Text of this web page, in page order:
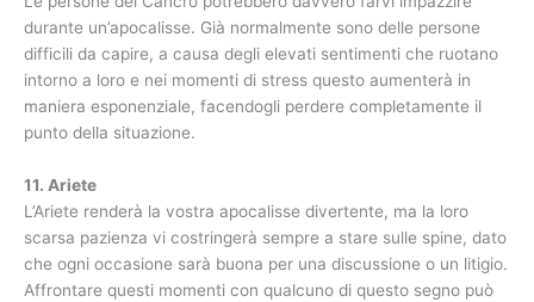
durante un’apocalisse. Già normalmente sono delle persone
difficili da capire, a causa degli elevati sentimenti che ruotano
intorno a loro e nei momenti di stress questo aumenterà in
maniera esponenziale, facendogli perdere completamente il
punto della situazione.
11. Ariete
L’Ariete renderà la vostra apocalisse divertente, ma la loro
scarsa pazienza vi costringerà sempre a stare sulle spine, dato
che ogni occasione sarà buona per una discussione o un litigio.
Affrontare questi momenti con qualcuno di questo segno può